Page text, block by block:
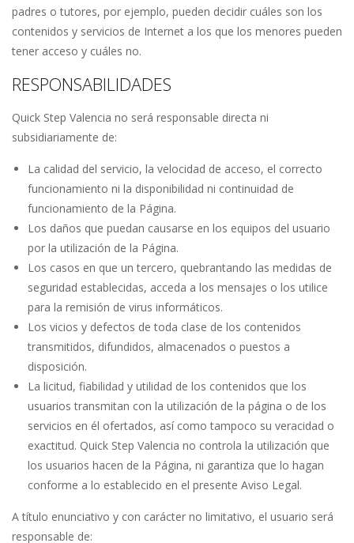
padres o tutores, por ejemplo, pueden decidir cuáles son los
contenidos y servicios de Internet a los que los menores pueden
tener acceso y cuáles no.
RESPONSABILIDADES
Quick Step Valencia no será responsable directa ni
subsidiariamente de:
La calidad del servicio, la velocidad de acceso, el correcto
funcionamiento ni la disponibilidad ni continuidad de
funcionamiento de la Página.
Los daños que puedan causarse en los equipos del usuario
por la utilización de la Página.
Los casos en que un tercero, quebrantando las medidas de
seguridad establecidas, acceda a los mensajes o los utilice
para la remisión de virus informáticos.
Los vicios y defectos de toda clase de los contenidos
transmitidos, difundidos, almacenados o puestos a
disposición.
La licitud, fiabilidad y utilidad de los contenidos que los
usuarios transmitan con la utilización de la página o de los
servicios en él ofertados, así como tampoco su veracidad o
exactitud. Quick Step Valencia no controla la utilización que
los usuarios hacen de la Página, ni garantiza que lo hagan
conforme a lo establecido en el presente Aviso Legal.
A título enunciativo y con carácter no limitativo, el usuario será
responsable de: